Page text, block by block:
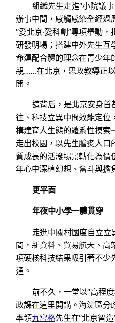
組織先生走進“小院議
辦事中間，感觸感染全經過
“愛北京·愛科創”專項舉動
研發明場；搭建中外先生互
命運配合體的理念在青少年
親……在北京，思政教導正
開。
這背后，是北京安身首
往、科技立異中間效能定位
構建育人生態的體系性摸
走出校園，以先生膾炙人口
質成長的活潑場景轉化為價
年心中深植幻想、奮斗與擔
更平面
年夜中小學一體貫穿
走進中關村國度自立立
間，新資料、貿易航天、高
項硬核科技結果吸引著不少
通。
前不久，一堂以“高程
政課在這里開講。海淀區分
率領九宮格先生在“北京智